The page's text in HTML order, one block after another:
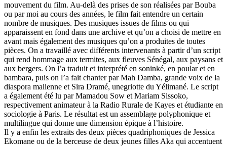
mouvement du film. Au-delà des prises de son réalisées par Bouba
ou par moi au cours des années, le film fait entendre un certain
nombre de musiques. Des musiques issues de films ou qui
apparaissent en fond dans une archive et qu’on a choisi de mettre en
avant mais également des musiques qu’on a produites de toutes
pièces. On a travaillé avec différents intervenants à partir d’un script
qui rend hommage aux termites, aux fleuves Sénégal, aux paysans et
aux bergers. On l’a traduit et interprété en soninké, en poular et en
bambara, puis on l’a fait chanter par Mah Damba, grande voix de la
diaspora malienne et Sira Dramé, unegriotte du Yélimané. Le script
a également été lu par Mamadou Sow et Mariam Sissoko,
respectivement animateur à la Radio Rurale de Kayes et étudiante en
sociologie à Paris. Le résultat est un assemblage polyphonique et
multilingue qui donne une dimension épique à l’histoire.
Il y a enfin les extraits des deux pièces quadriphoniques de Jessica
Ekomane ou de la berceuse de deux jeunes filles Aka qui accentuent